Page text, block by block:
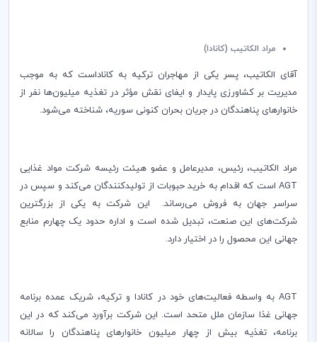
مراد الکاتیب (کانادا)
آقای الکاتیب، پسر یکی از مهاجران ترکیه به کاناداست که به موجب
مدیریت بر کشاورزی پایدار و ایفای نقش مؤثر در تغذیه میلیون‌ها نفر از
خانوارهای پناهندگان در جریان بحران کنونی سوریه، شناخته می‌شود.
مراد الکاتیب، رئیس، مدیرعامل و عضو هیئت رئیسه شرکت مواد غذایی
AGT است که اقدام به خرید حبوبات از تولیدکنندگان می‌کند و سپس در
سراسر جهان به فروش می‌رساند. این شرکت به یکی از بزرگترین
شرکت‌های این صنعت، تبدیل شده است و اداره حدود یک چهارم منابع
جهانی این محصول را در اختیار دارد.
AGT به واسطه فعالیت‌های خود در کانادا و ترکیه، شریک عمده برنامه
جهانی غذا سازمان ملل متحد است. این شرکت برآورد می‌کند که در این
برنامه، تغذیه بیش از چهار میلیون خانوارهای پناهندگان را سالانه